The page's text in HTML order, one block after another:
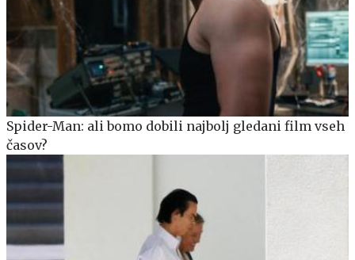
Spider-Man: ali bomo dobili najbolj gledani film vseh
časov?